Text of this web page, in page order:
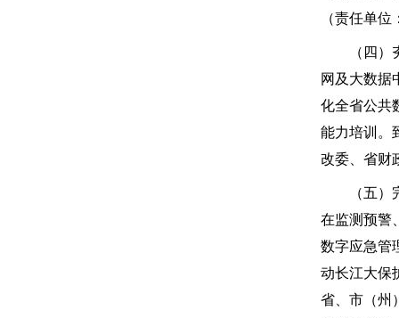
（责任单
（四）夯
网及大数据
化全省公共
能力培训。
改委、省财
（五）完
在监测预警
数字应急管
动长江大保
省、市（州